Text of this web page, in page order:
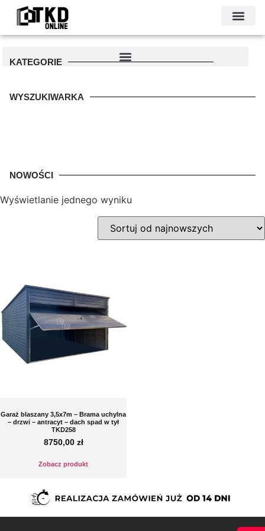
KATEGORIE
WYSZUKIWARKA
NOWOŚCI
Wyświetlanie jednego wyniku
Garaż blaszany 3,5x7m – Brama uchylna
– drzwi – antracyt – dach spad w tył
TKD258
8750,00 zł
Zobacz produkt